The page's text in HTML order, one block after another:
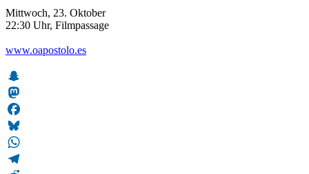
Mittwoch, 23. Oktober
22:30 Uhr, Filmpassage
www.oapostolo.es
Snapchat
Mastodon
Facebook
Bluesky
WhatsApp